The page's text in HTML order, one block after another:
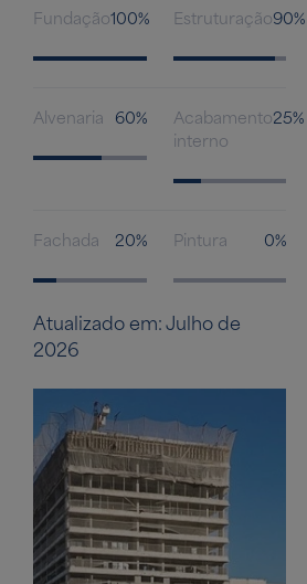
Fundação100% Estruturação90%
Alvenaria 60%
Acabamento
interno
25%
Fachada 20% Pintura 0%
Atualizado em: Julho de
2026